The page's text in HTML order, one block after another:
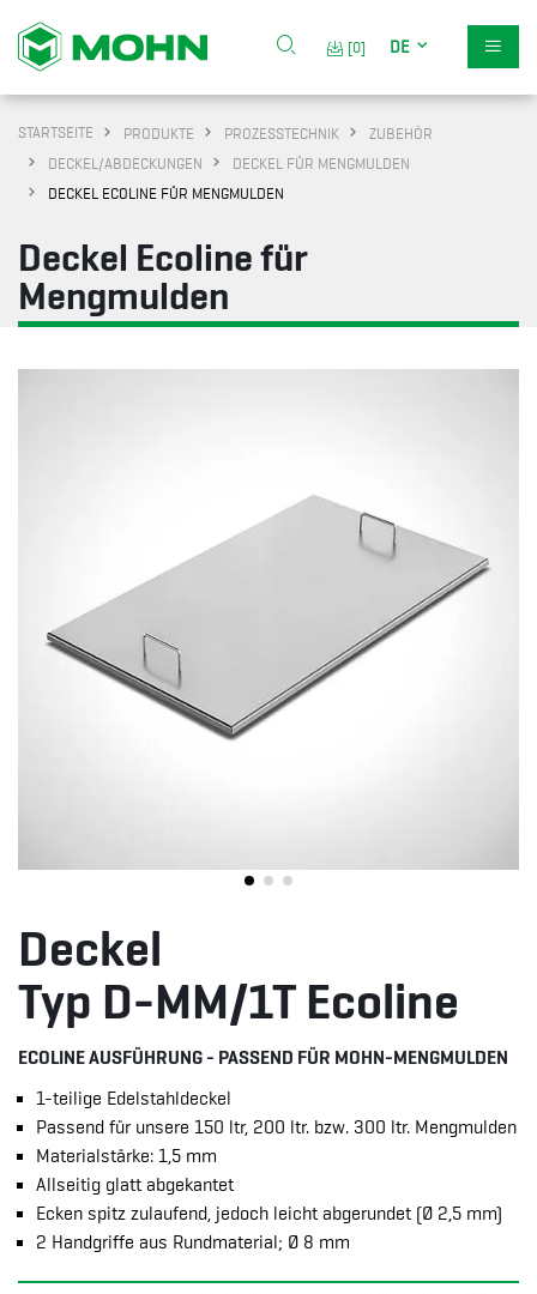
[0] DE
STARTSEITE PRODUKTE PROZESSTECHNIK
ZUBEHÖR
DECKEL/ABDECKUNGEN
DECKEL FÜR MENGMULDEN
DECKEL ECOLINE FÜR MENGMULDEN
Deckel Ecoline für
Mengmulden
Deckel
Typ D-MM/1T Ecoline
ECOLINE AUSFÜHRUNG - PASSEND FÜR MOHN-MENGMULDEN
1-teilige Edelstahldeckel
Passend für unsere 150 ltr, 200 ltr. bzw. 300 ltr. Mengmulden
Materialstärke: 1,5 mm
Allseitig glatt abgekantet
Ecken spitz zulaufend, jedoch leicht abgerundet (Ø 2,5 mm)
2 Handgriffe aus Rundmaterial; Ø 8 mm